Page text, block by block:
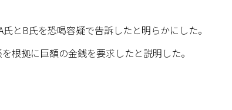
とB氏を恐喝容疑で告訴したと明らかにした。
根拠に巨額の金銭を要求したと説明した。